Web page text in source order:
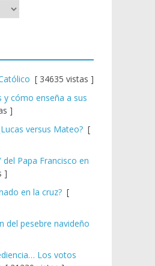
[ 34635 vistas ]
y cómo enseña a sus
]
versus Mateo? [
del Papa Francisco en
]
en la cruz? [
del pesebre navideño
Los votos